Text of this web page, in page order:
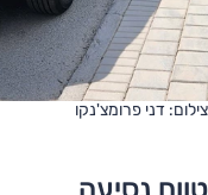
צילום: דני פרומצ'נקו